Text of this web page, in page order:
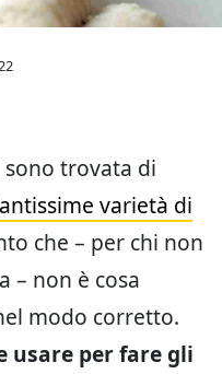
trovata di
varietà di
che – per chi non
– non è cosa
modo corretto.
usare per fare gli